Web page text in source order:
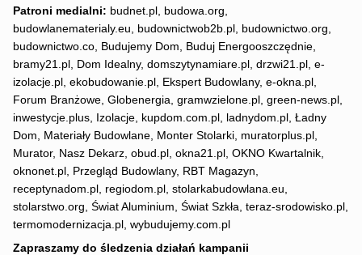
Patroni medialni: budnet.pl, budowa.org,
budowlanematerialy.eu, budownictwob2b.pl, budownictwo.org,
budownictwo.co, Budujemy Dom, Buduj Energooszczędnie,
bramy21.pl, Dom Idealny, domszytynamiare.pl, drzwi21.pl, e-
izolacje.pl, ekobudowanie.pl, Ekspert Budowlany, e-okna.pl,
Forum Branżowe, Globenergia, gramwzielone.pl, green-news.pl,
inwestycje.plus, Izolacje, kupdom.com.pl, ladnydom.pl, Ładny
Dom, Materiały Budowlane, Monter Stolarki, muratorplus.pl,
Murator, Nasz Dekarz, obud.pl, okna21.pl, OKNO Kwartalnik,
oknonet.pl, Przegląd Budowlany, RBT Magazyn,
receptynadom.pl, regiodom.pl, stolarkabudowlana.eu,
stolarstwo.org, Świat Aluminium, Świat Szkła, teraz-srodowisko.pl,
termomodernizacja.pl, wybudujemy.com.pl
Zapraszamy do śledzenia działań kampanii